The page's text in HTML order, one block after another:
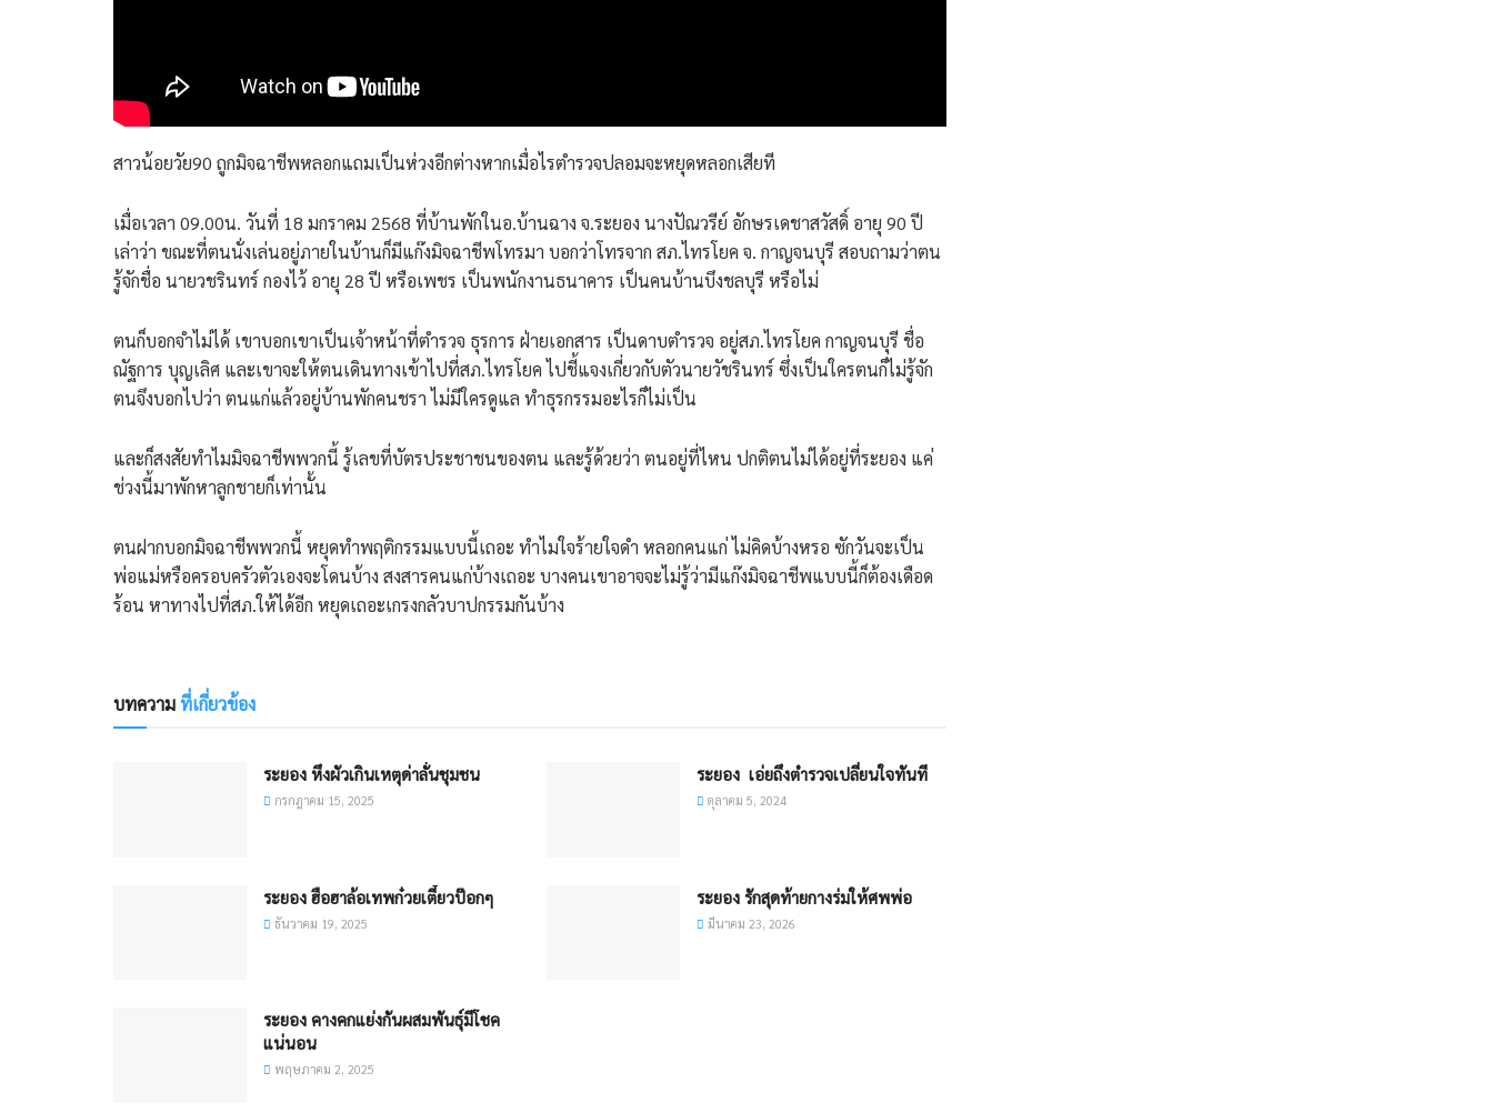
สาวน้อยวัย90 ถูกมิจฉาชีพหลอกแถมเป็นห่วงอีกต่างหากเมื่อไรตำรวจปลอมจะหยุดหลอกเสียที
เมื่อเวลา 09.00น. วันที่ 18 มกราคม 2568 ที่บ้านพักในอ.บ้านฉาง จ.ระยอง นางปัณวรีย์ อักษรเดชาสวัสดิ์ อายุ 90 ปี
เล่าว่า ขณะที่ตนนั่งเล่นอยู่ภายในบ้านก็มีแก๊งมิจฉาชีพโทรมา บอกว่าโทรจาก สภ.ไทรโยค จ. กาญจนบุรี สอบถามว่าตน
รู้จักชื่อ นายวชรินทร์ กองไว้ อายุ 28 ปี หรือเพชร เป็นพนักงานธนาคาร เป็นคนบ้านบึงชลบุรี หรือไม่
ตนก็บอกจำไม่ได้ เขาบอกเขาเป็นเจ้าหน้าที่ตำรวจ ธุรการ ฝ่ายเอกสาร เป็นดาบตำรวจ อยู่สภ.ไทรโยค กาญจนบุรี ชื่อ
ณัฐการ บุญเลิศ และเขาจะให้ตนเดินทางเข้าไปที่สภ.ไทรโยค ไปชี้แจงเกี่ยวกับตัวนายวัชรินทร์ ซึ่งเป็นใครตนก็ไม่รู้จัก
ตนจึงบอกไปว่า ตนแก่แล้วอยู่บ้านพักคนชรา ไม่มีใครดูแล ทำธุรกรรมอะไรก็ไม่เป็น
และก็สงสัยทำไมมิจฉาชีพพวกนี้ รู้เลขที่บัตรประชาชนของตน และรู้ด้วยว่า ตนอยู่ที่ไหน ปกติตนไม่ได้อยู่ที่ระยอง แค่
ช่วงนี้มาพักหาลูกชายก็เท่านั้น
ตนฝากบอกมิจฉาชีพพวกนี้ หยุดทำพฤติกรรมแบบนี้เถอะ ทำไมใจร้ายใจดำ หลอกคนแก่ ไม่คิดบ้างหรอ ซักวันจะเป็น
พ่อแม่หรือครอบครัวตัวเองจะโดนบ้าง สงสารคนแก่บ้างเถอะ บางคนเขาอาจจะไม่รู้ว่ามีแก๊งมิจฉาชีพแบบนี้ก็ต้องเดือด
ร้อน หาทางไปที่สภ.ให้ได้อีก หยุดเถอะเกรงกลัวบาปกรรมกันบ้าง
บทความที่เกี่ยวข้อง
ระยอง หึงผัวเกินเหตุด่าลั่นชุมชน
กรกฎาคม 15, 2025
ระยอง เอ่ยถึงตำรวจเปลี่ยนใจทันที
ตุลาคม 5, 2024
ระยอง ฮือฮาล้อเทพก๋วยเตี๋ยวป๊อกๆ
ธันวาคม 19, 2025
ระยอง รักสุดท้ายกางร่มให้ศพพ่อ
มีนาคม 23, 2026
ระยอง คางคกแย่งกันผสมพันธุ์มีโชค
แน่นอน
พฤษภาคม 2, 2025